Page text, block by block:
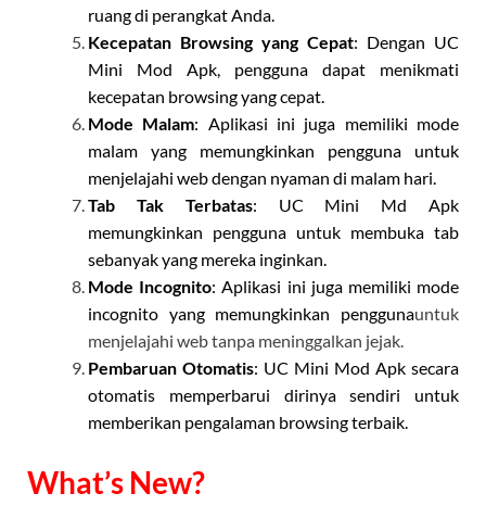
ruang di perangkat Anda.
Kecepatan Browsing yang Cepat: Dengan UC
Mini Mod Apk, pengguna dapat menikmati
kecepatan browsing yang cepat.
Mode Malam: Aplikasi ini juga memiliki mode
malam yang memungkinkan pengguna untuk
menjelajahi web dengan nyaman di malam hari.
Tab Tak Terbatas: UC Mini Md Apk
memungkinkan pengguna untuk membuka tab
sebanyak yang mereka inginkan.
Mode Incognito: Aplikasi ini juga memiliki mode
incognito yang memungkinkan penggunauntuk
menjelajahi web tanpa meninggalkan jejak.
Pembaruan Otomatis: UC Mini Mod Apk secara
otomatis memperbarui dirinya sendiri untuk
memberikan pengalaman browsing terbaik.
What’s New?